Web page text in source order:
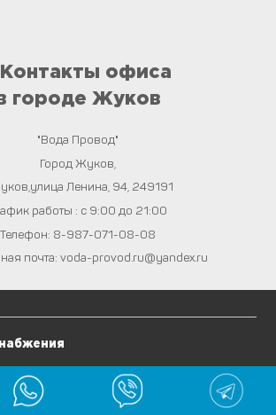
Контакты офиса
городе Жуков
"Вода Провод"
Город Жуков
Ленина, 94, 249191
работы : с 9:00 до 21:00
Телефон: 8-987-071-08-08
почта: voda-provod.ru@yandex.ru